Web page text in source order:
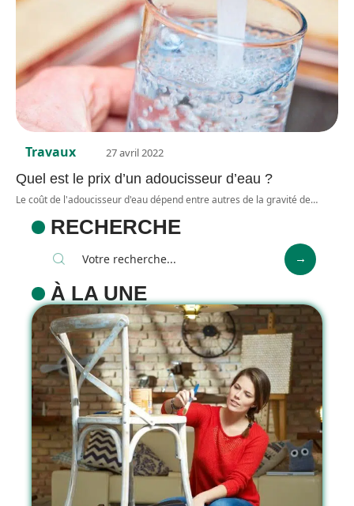
Travaux 27 avril 2022
Quel est le prix d’un adoucisseur d’eau ?
Le coût de l'adoucisseur d'eau dépend entre autres de la gravité de…
RECHERCHE
À LA UNE